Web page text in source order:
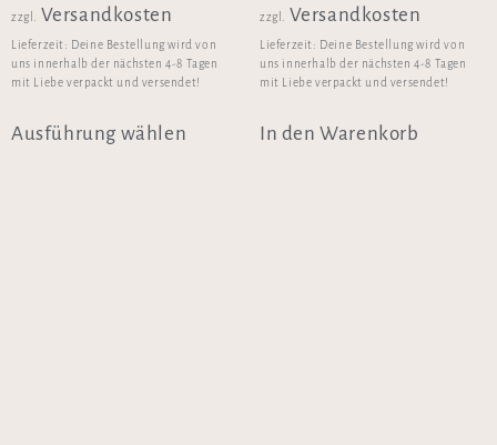
zzgl. Versandkosten
Lieferzeit: Deine Bestellung wird von
uns innerhalb der nächsten 4-8 Tagen
mit Liebe verpackt und versendet!
Ausführung wählen
zzgl. Versandkosten
Lieferzeit: Deine Bestellung wird von
uns innerhalb der nächsten 4-8 Tagen
mit Liebe verpackt und versendet!
In den Warenkorb